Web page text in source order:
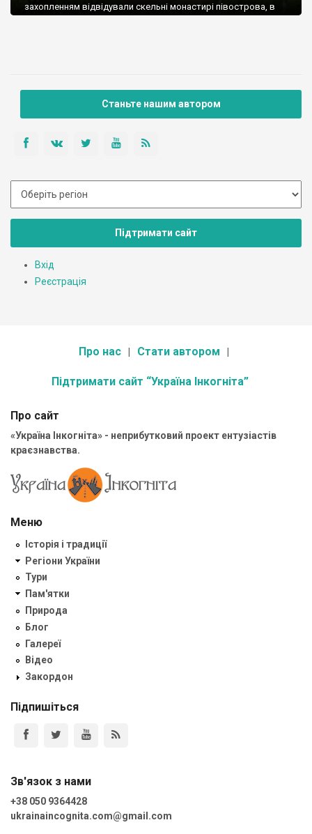
захопленням відвідували скельні монастирі півострова, в
Станьте нашим автором
Підтримати сайт
Вхід
Реєстрація
Про нас Стати автором
Підтримати сайт “Україна Інкогніта”
Про сайт
«Україна Інкогніта» - неприбутковий проект ентузіастів
краєзнавства.
Меню
Історія і традиції
Регіони України
Тури
Пам'ятки
Природа
Блог
Галереї
Відео
Закордон
Підпишіться
Зв'язок з нами
+38 050 9364428
ukrainaincognita.com@gmail.com